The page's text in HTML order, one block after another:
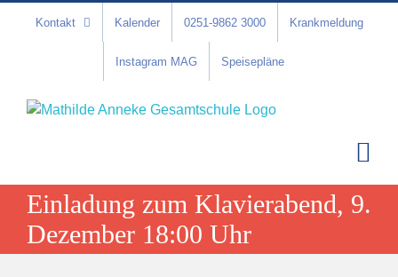
Kontakt Kalender 0251-9862 3000 Krankmeldung
Instagram MAG Speisepläne
Einladung zum Klavierabend, 9.
Dezember 18:00 Uhr